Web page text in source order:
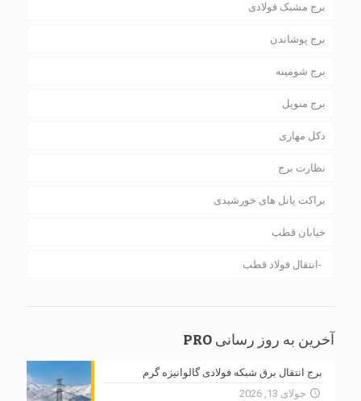
برج مشبک فولادی
برج پوشاندن
برج شومینه
برج منوپل
دکل مهاری
نظارت برج
براکت پانل های خورشیدی
خیابان قطب
انتقال فولاد قطب
آخرین به روز رسانی PRO
برج انتقال برق شبکه فولادی گالوانیزه گرم
جولای 13, 2026